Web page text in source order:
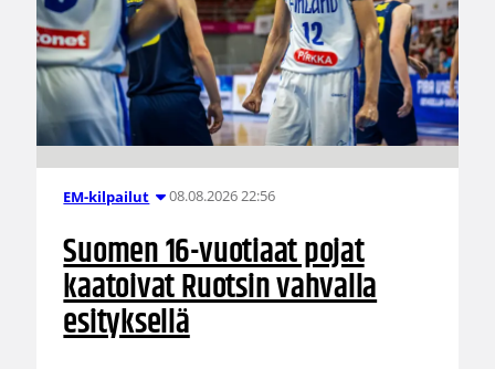
EM-kilpailut 08.08.2026 22:56
Suomen 16-vuotiaat pojat
kaatoivat Ruotsin vahvalla
esityksellä